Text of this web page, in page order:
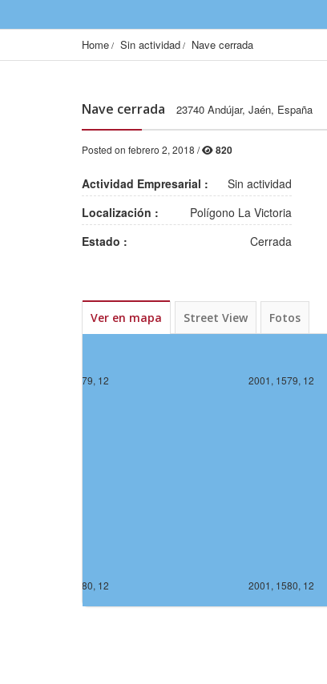
Home Sin actividad Nave cerrada
Nave cerrada 23740 Andújar, Jaén, España
Posted on febrero 2, 2018 / 820
Actividad Empresarial :
Sin actividad
Localización :
Polígono La Victoria
Estado :
Cerrada
Ver en mapa Street View Fotos
2001, 1579, 12
2001, 1580, 12
2000, 1579, 12
2000, 1580, 12